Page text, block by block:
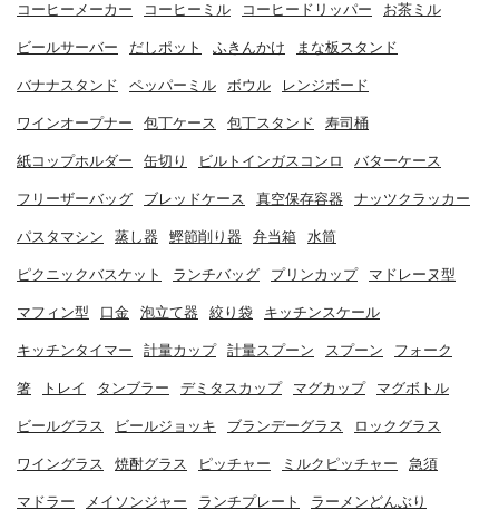
コーヒーメーカー コーヒーミル コーヒードリッパー お茶ミル
ビールサーバー だしポット ふきんかけ まな板スタンド
バナナスタンド ペッパーミル ボウル レンジボード
ワインオープナー 包丁ケース 包丁スタンド 寿司桶
紙コップホルダー 缶切り ビルトインガスコンロ バターケース
フリーザーバッグ ブレッドケース 真空保存容器 ナッツクラッカー
パスタマシン 蒸し器 鰹節削り器 弁当箱 水筒
ピクニックバスケット ランチバッグ プリンカップ マドレーヌ型
マフィン型 口金 泡立て器 絞り袋 キッチンスケール
キッチンタイマー 計量カップ 計量スプーン スプーン フォーク
箸 トレイ タンブラー デミタスカップ マグカップ マグボトル
ビールグラス ビールジョッキ ブランデーグラス ロックグラス
ワイングラス 焼酎グラス ピッチャー ミルクピッチャー 急須
マドラー メイソンジャー ランチプレート ラーメンどんぶり